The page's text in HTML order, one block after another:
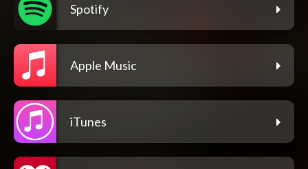
Spotify
Apple Music
iTunes